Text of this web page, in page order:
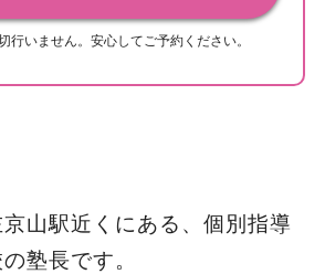
行いません。安心してご予約ください。
山駅近くにある、個別指導
塾長です。